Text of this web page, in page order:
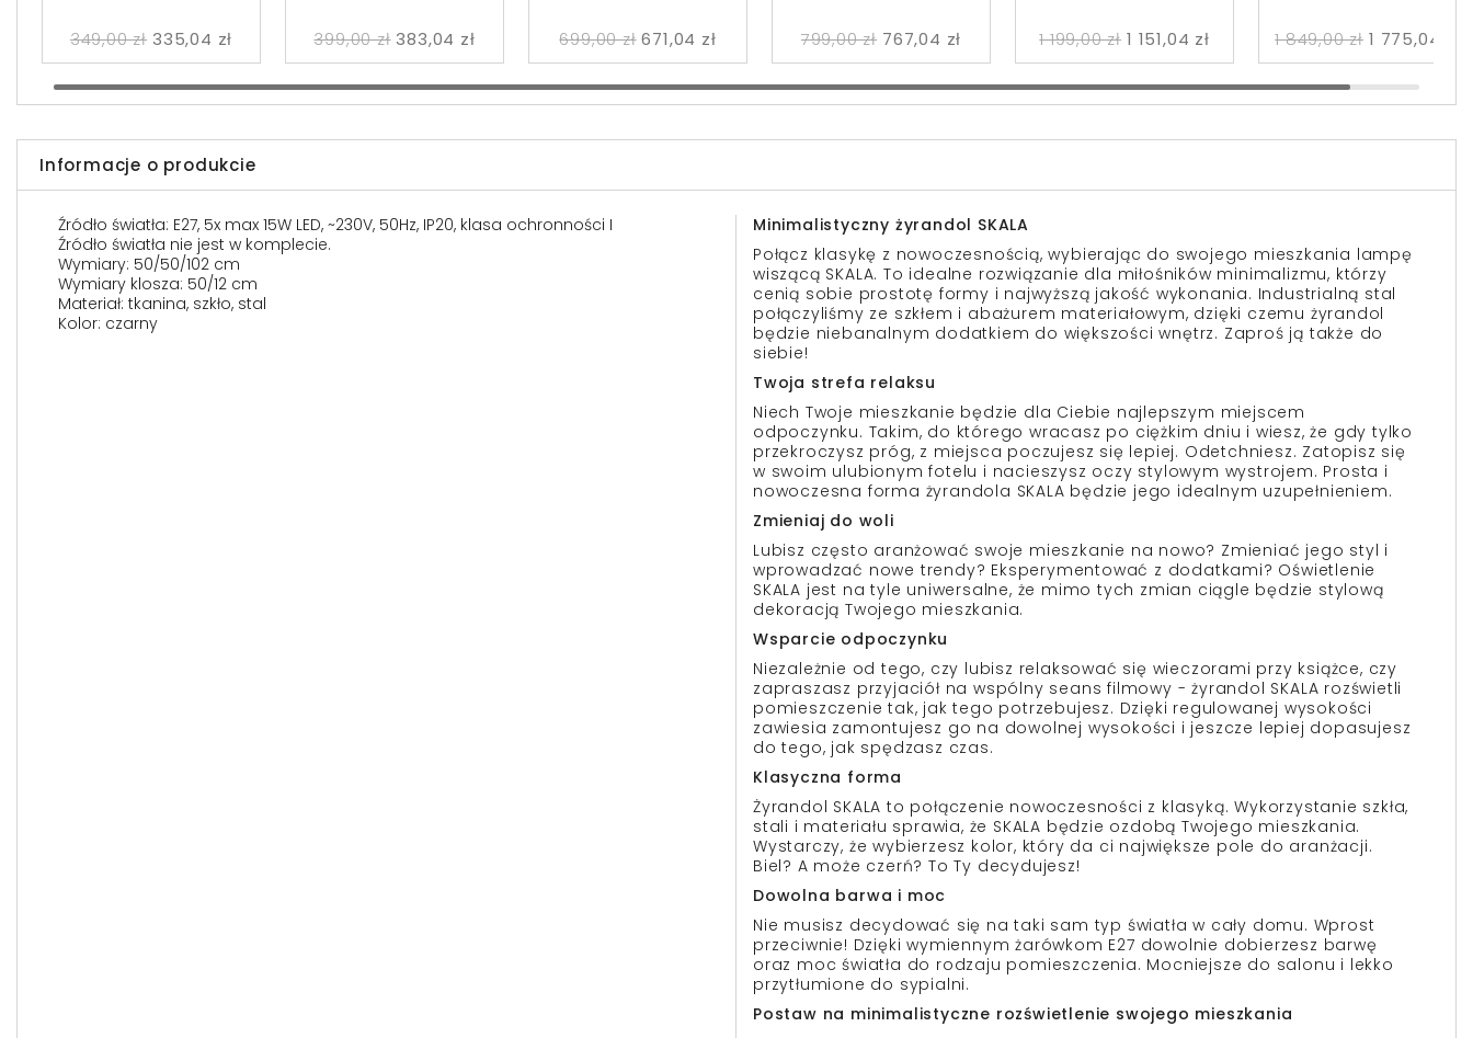
349,00 zł 335,04 zł 699,00 zł 671,04 zł 799,00 zł 767,04 zł 1 199,00 zł 1 151,04 zł 1 849,00 zł 1 775,04 zł
399,00 zł 383,04 zł
Informacje o produkcie
Źródło światła: E27, 5x max 15W LED, ~230V, 50Hz, IP20, klasa ochronności I
Źródło światła nie jest w komplecie.
Wymiary: 50/50/102 cm
Wymiary klosza: 50/12 cm
Materiał: tkanina, szkło, stal
Kolor: czarny
Minimalistyczny żyrandol SKALA
Połącz klasykę z nowoczesnością, wybierając do swojego mieszkania lampę
wiszącą SKALA. To idealne rozwiązanie dla miłośników minimalizmu, którzy
cenią sobie prostotę formy i najwyższą jakość wykonania. Industrialną stal
połączyliśmy ze szkłem i abażurem materiałowym, dzięki czemu żyrandol
będzie niebanalnym dodatkiem do większości wnętrz. Zaproś ją także do
siebie!
Twoja strefa relaksu
Niech Twoje mieszkanie będzie dla Ciebie najlepszym miejscem
odpoczynku. Takim, do którego wracasz po ciężkim dniu i wiesz, że gdy tylko
przekroczysz próg, z miejsca poczujesz się lepiej. Odetchniesz. Zatopisz się
w swoim ulubionym fotelu i nacieszysz oczy stylowym wystrojem. Prosta i
nowoczesna forma żyrandola SKALA będzie jego idealnym uzupełnieniem.
Zmieniaj do woli
Lubisz często aranżować swoje mieszkanie na nowo? Zmieniać jego styl i
wprowadzać nowe trendy? Eksperymentować z dodatkami? Oświetlenie
SKALA jest na tyle uniwersalne, że mimo tych zmian ciągle będzie stylową
dekoracją Twojego mieszkania.
Wsparcie odpoczynku
Niezależnie od tego, czy lubisz relaksować się wieczorami przy książce, czy
zapraszasz przyjaciół na wspólny seans filmowy - żyrandol SKALA rozświetli
pomieszczenie tak, jak tego potrzebujesz. Dzięki regulowanej wysokości
zawiesia zamontujesz go na dowolnej wysokości i jeszcze lepiej dopasujesz
do tego, jak spędzasz czas.
Klasyczna forma
Żyrandol SKALA to połączenie nowoczesności z klasyką. Wykorzystanie szkła,
stali i materiału sprawia, że SKALA będzie ozdobą Twojego mieszkania.
Wystarczy, że wybierzesz kolor, który da ci największe pole do aranżacji.
Biel? A może czerń? To Ty decydujesz!
Dowolna barwa i moc
Nie musisz decydować się na taki sam typ światła w cały domu. Wprost
przeciwnie! Dzięki wymiennym żarówkom E27 dowolnie dobierzesz barwę
oraz moc światła do rodzaju pomieszczenia. Mocniejsze do salonu i lekko
przytłumione do sypialni.
Postaw na minimalistyczne rozświetlenie swojego mieszkania